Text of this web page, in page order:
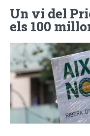
Un vi del
els 100